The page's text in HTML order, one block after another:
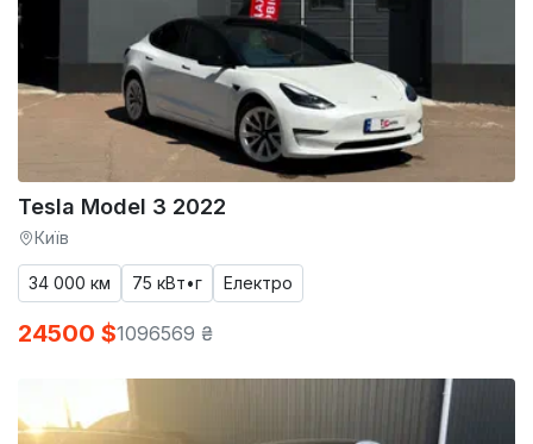
Tesla Model 3 2022
Київ
34 000 км 75 кВт•г Електро
24500 $1096569 ₴